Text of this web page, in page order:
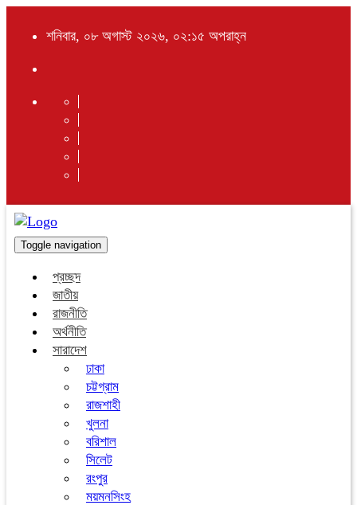
শনিবার, ০৮ অগাস্ট ২০২৬, ০২:১৫ অপরাহ্ন
Toggle navigation
প্রচ্ছদ
জাতীয়
রাজনীতি
অর্থনীতি
সারাদেশ
ঢাকা
চট্টগ্রাম
রাজশাহী
খুলনা
বরিশাল
সিলেট
রংপুর
ময়মনসিংহ